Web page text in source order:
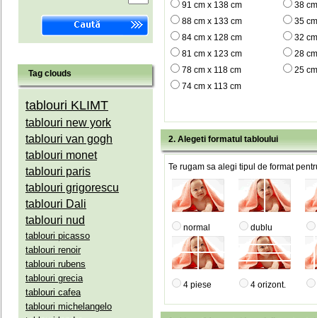
Tag clouds
tablouri KLIMT
tablouri new york
tablouri van gogh
tablouri monet
tablouri paris
tablouri grigorescu
tablouri Dali
tablouri nud
tablouri picasso
tablouri renoir
tablouri rubens
tablouri grecia
tablouri cafea
tablouri michelangelo
91 cm x 138 cm
38
88 cm x 133 cm
35
84 cm x 128 cm
32
81 cm x 123 cm
28
78 cm x 118 cm
25
74 cm x 113 cm
2. Alegeti formatul tabloului
Te rugam sa alegi tipul de format
normal dublu
4 piese 4 orizont.